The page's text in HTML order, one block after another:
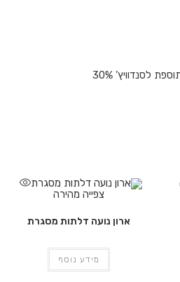
צפייה מהירה
ארון נועה דלתות מסגרת
מידע נוסף